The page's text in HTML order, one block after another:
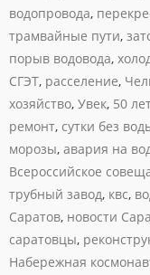
водопровода,
трамвайные пути,
порыв водовода,
СГЭТ, расселение,
хозяйство, Увек, 50
ремонт, сутки без
морозы, авария на
Всероссийское
трубный завод, квс,
Саратов, новости
саратовцы,
Набережная